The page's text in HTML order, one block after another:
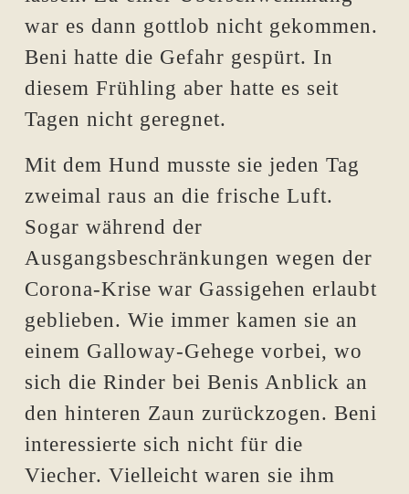
war es dann gottlob nicht gekommen.
Beni hatte die Gefahr gespürt. In
diesem Frühling aber hatte es seit
Tagen nicht geregnet.
Mit dem Hund musste sie jeden Tag
zweimal raus an die frische Luft.
Sogar während der
Ausgangsbeschränkungen wegen der
Corona-Krise war Gassigehen erlaubt
geblieben. Wie immer kamen sie an
einem Galloway-Gehege vorbei, wo
sich die Rinder bei Benis Anblick an
den hinteren Zaun zurückzogen. Beni
interessierte sich nicht für die
Viecher. Vielleicht waren sie ihm